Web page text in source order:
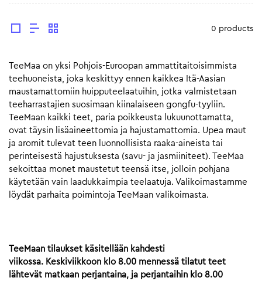
0 products
TeeMaa on yksi Pohjois-Euroopan ammattitaitoisimmista
teehuoneista, joka keskittyy ennen kaikkea Itä-Aasian
maustamattomiin huipputeelaatuihin, jotka valmistetaan
teeharrastajien suosimaan kiinalaiseen gongfu-tyyliin.
TeeMaan kaikki teet, paria poikkeusta lukuunottamatta,
ovat täysin lisäaineettomia ja hajustamattomia. Upea maut
ja aromit tulevat teen luonnollisista raaka-aineista tai
perinteisestä hajustuksesta (savu- ja jasmiiniteet). TeeMaa
sekoittaa monet maustetut teensä itse, jolloin pohjana
käytetään vain laadukkaimpia teelaatuja. Valikoimastamme
löydät parhaita poimintoja TeeMaan valikoimasta.
TeeMaan tilaukset käsitellään kahdesti
viikossa. Keskiviikkoon klo 8.00 mennessä tilatut teet
lähtevät matkaan perjantaina, ja perjantaihin klo 8.00